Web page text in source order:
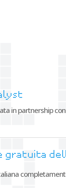
in partnership
gratuita